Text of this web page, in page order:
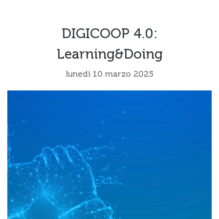
DIGICOOP 4.0:
Learning&Doing
lunedì 10 marzo 2025